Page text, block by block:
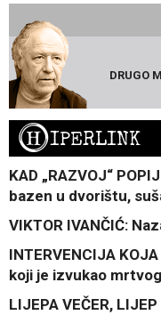
DRUGO
HIPERLINK
KAD „RAZVOJ“
bazen u dvorištu,
VIKTOR IVANČIĆ:
INTERVENCIJA
koji je izvukao
LIJEPA VEČER,